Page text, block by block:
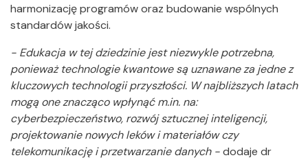
harmonizację programów oraz budowanie wspólnych
standardów jakości.
- Edukacja w tej dziedzinie jest niezwykle potrzebna,
ponieważ technologie kwantowe są uznawane za jedne z
kluczowych technologii przyszłości. W najbliższych latach
mogą one znacząco wpłynąć m.in. na:
cyberbezpieczeństwo, rozwój sztucznej inteligencji,
projektowanie nowych leków i materiałów czy
telekomunikację i przetwarzanie danych -dodaje dr